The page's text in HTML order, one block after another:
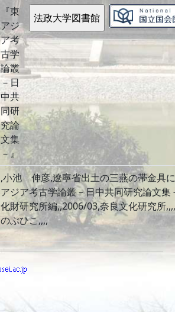
『東
アジ
ア考
古学
論叢
－日
中共
同研
究論
文集
－』
,小池 伸彦,遼寧省出土の三燕の帯金具
アジア考古学論叢－日中共同研究論文集
化財研究所編,,2006/03,奈良文化研究所
のぶひこ,,,,